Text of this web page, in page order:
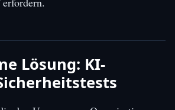
Lösung: KI-